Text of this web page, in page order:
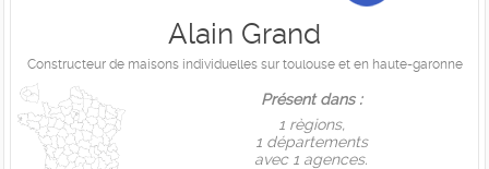
Alain Grand
Constructeur de maisons individuelles sur toulouse et en haute-garonne
Présent dans :
1 règions,
1 départements
avec 1 agences.